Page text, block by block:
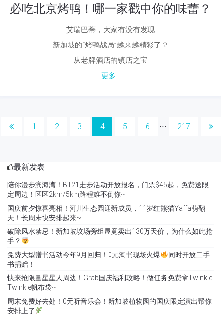
必吃北京烤鸭！哪一家戳中你的味蕾？
艾瑞巴蒂，大家有没有发现
新加坡的“烤鸭战局”越来越精彩了？
从老牌酒店的镇店之宝
更多...
1 2 3 4 5 6 ⋅⋅⋅ 217
最新发表
陪你漫步滨海湾！BT21走步活动开放报名，门票$45起，免费送限
定周边！区区2km/5km路程难不倒你~
国庆前夕惊喜亮相！河川生态园迎新成员，11岁红熊猫Yaffa萌翻
天！长周末快安排起来~
破除风水禁忌！新加坡坟场旁组屋竟卖出130万天价，为什么如此抢
手？
免费大型赠书活动今年9月回归！0元淘书现场火爆
同时开放二手
书捐赠！
快来抢限量星星人周边！Grab国庆福利攻略！做任务免费拿Twinkle
Twinkle帆布袋~
周末免费好去处！0元听音乐会！新加坡植物园的国庆限定演出帮你
安排上了